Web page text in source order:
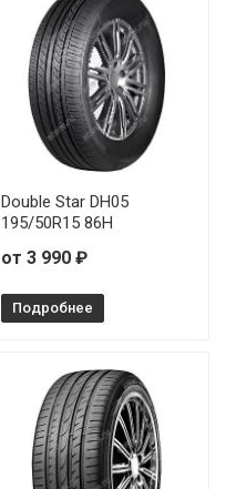
Double Star DH05
195/50R15 86H
от 3 990 ₽
Подробнее